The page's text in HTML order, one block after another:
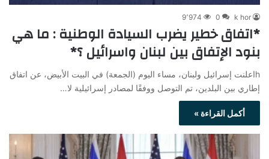
k hor
0 9٬974
*اتفاق خطير يضرب السيادة الوطنية : ما هي
بنود الإتفاق بين لبنان واسرائيل ؟*
hاعلنت إسرائيل ولبنان، مساء اليوم (الجمعة) في البيت الأبيض، عن اتفاق
إطاري بين البلدين، تم التوصل ووفقًا لمصادر إسرائيلية لا…
أكمل القراءة »